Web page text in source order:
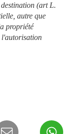
(art L.
autre que
propriété
l'autorisation